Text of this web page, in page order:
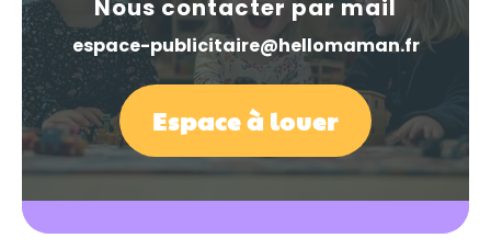
Nous contacter par mail
espace-publicitaire@hellomaman.fr
Espace à louer